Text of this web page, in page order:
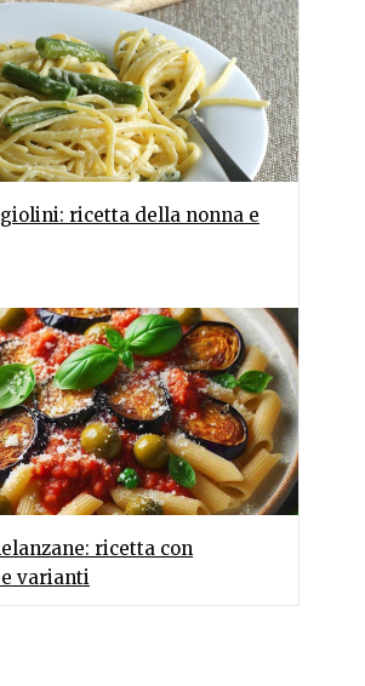
ricetta della nonna e
ricetta con
varianti